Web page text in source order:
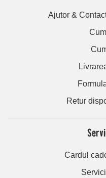
Ajutor &
Retur
Cardul